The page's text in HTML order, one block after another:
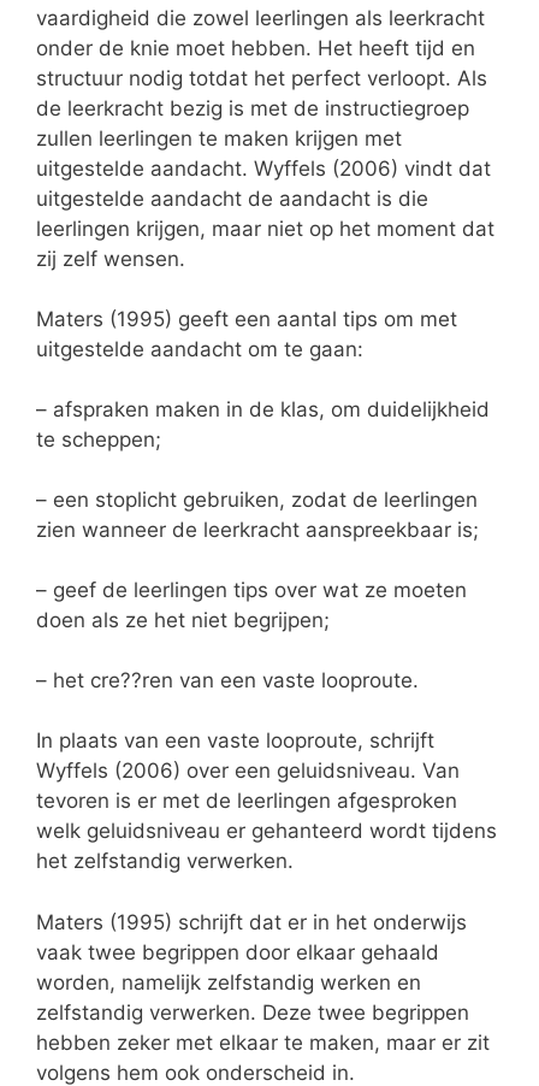
vaardigheid die zowel leerlingen als leerkracht
onder de knie moet hebben. Het heeft tijd en
structuur nodig totdat het perfect verloopt. Als
de leerkracht bezig is met de instructiegroep
zullen leerlingen te maken krijgen met
uitgestelde aandacht. Wyffels (2006) vindt dat
uitgestelde aandacht de aandacht is die
leerlingen krijgen, maar niet op het moment dat
zij zelf wensen.
Maters (1995) geeft een aantal tips om met
uitgestelde aandacht om te gaan:
– afspraken maken in de klas, om duidelijkheid
te scheppen;
– een stoplicht gebruiken, zodat de leerlingen
zien wanneer de leerkracht aanspreekbaar is;
– geef de leerlingen tips over wat ze moeten
doen als ze het niet begrijpen;
– het cre??ren van een vaste looproute.
In plaats van een vaste looproute, schrijft
Wyffels (2006) over een geluidsniveau. Van
tevoren is er met de leerlingen afgesproken
welk geluidsniveau er gehanteerd wordt tijdens
het zelfstandig verwerken.
Maters (1995) schrijft dat er in het onderwijs
vaak twee begrippen door elkaar gehaald
worden, namelijk zelfstandig werken en
zelfstandig verwerken. Deze twee begrippen
hebben zeker met elkaar te maken, maar er zit
volgens hem ook onderscheid in.